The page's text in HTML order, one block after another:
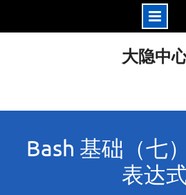
大隐中
Bash 基础（七
表达